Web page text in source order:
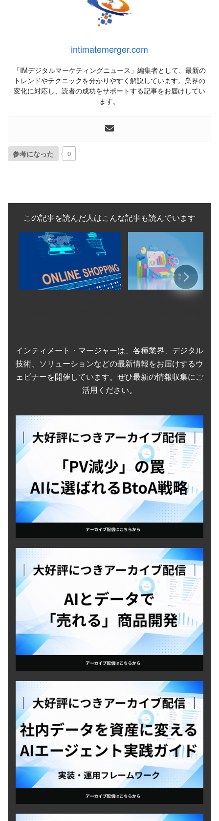
intimatemerger.com
「IMデジタルマーケティングニュース」編集者として、最新の
トレンドやテクニックを分かりやすく解説しています。業界の
変化に対応し、読者の成功をサポートする記事をお届けしてい
ます。
参考になった 0
この記事を読んだ人はこんな記事も読んでいます
インティメート・マージャーは、各種業界、デジタル
技術、ソリューションなどの最新情報をお届けするウ
ェビナーを開催しています。ぜひ最新の情報収集にご
活用ください。